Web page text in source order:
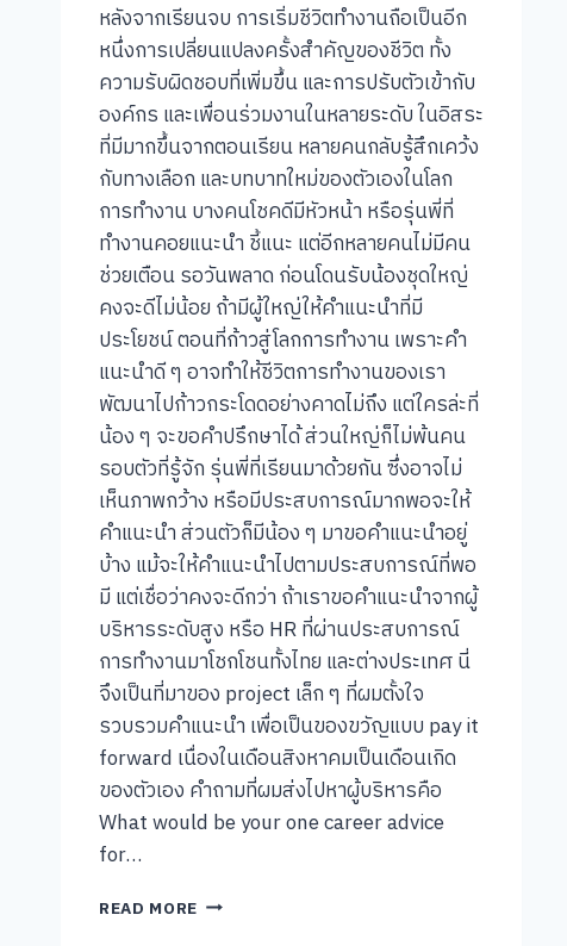
หลังจากเรียนจบ การเริ่มชีวิตทำงานถือเป็นอีก
หนึ่งการเปลี่ยนแปลงครั้งสำคัญของชีวิต ทั้ง
ความรับผิดชอบที่เพิ่มขึ้น และการปรับตัวเข้ากับ
องค์กร และเพื่อนร่วมงานในหลายระดับ ในอิสระ
ที่มีมากขึ้นจากตอนเรียน หลายคนกลับรู้สึกเคว้ง
กับทางเลือก และบทบาทใหม่ของตัวเองในโลก
การทำงาน บางคนโชคดีมีหัวหน้า หรือรุ่นพี่ที่
ทำงานคอยแนะนำ ชี้แนะ แต่อีกหลายคนไม่มีคน
ช่วยเตือน รอวันพลาด ก่อนโดนรับน้องชุดใหญ่
คงจะดีไม่น้อย ถ้ามีผู้ใหญ่ให้คำแนะนำที่มี
ประโยชน์ ตอนที่ก้าวสู่โลกการทำงาน เพราะคำ
แนะนำดี ๆ อาจทำให้ชีวิตการทำงานของเรา
พัฒนาไปก้าวกระโดดอย่างคาดไม่ถึง แต่ใครล่ะที่
น้อง ๆ จะขอคำปรึกษาได้ ส่วนใหญ่ก็ไม่พ้นคน
รอบตัวที่รู้จัก รุ่นพี่ที่เรียนมาด้วยกัน ซึ่งอาจไม่
เห็นภาพกว้าง หรือมีประสบการณ์มากพอจะให้
คำแนะนำ ส่วนตัวก็มีน้อง ๆ มาขอคำแนะนำอยู่
บ้าง แม้จะให้คำแนะนำไปตามประสบการณ์ที่พอ
มี แต่เชื่อว่าคงจะดีกว่า ถ้าเราขอคำแนะนำจากผู้
บริหารระดับสูง หรือ HR ที่ผ่านประสบการณ์
การทำงานมาโชกโชนทั้งไทย และต่างประเทศ นี่
จึงเป็นที่มาของ project เล็ก ๆ ที่ผมตั้งใจ
รวบรวมคำแนะนำ เพื่อเป็นของขวัญแบบ pay it
forward เนื่องในเดือนสิงหาคมเป็นเดือนเกิด
ของตัวเอง คำถามที่ผมส่งไปหาผู้บริหารคือ
What would be your one career advice
for…
READ MORE 26